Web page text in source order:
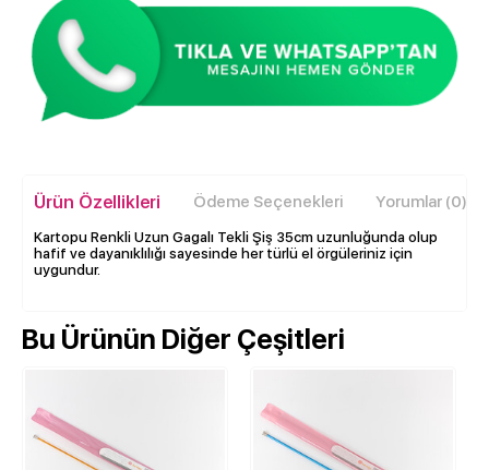
Ürün Özellikleri Ödeme Seçenekleri Yorumlar (0)
Kartopu Renkli Uzun Gagalı Tekli Şiş 35cm uzunluğunda olup
hafif ve dayanıklılığı sayesinde her türlü el örgüleriniz için
uygundur.
Bu Ürünün Diğer Çeşitleri